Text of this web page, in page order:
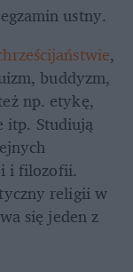
ustny.
,
buddyzm,
np. etykę,
itp. Studiują
i filozofii.
religii w
się jeden z